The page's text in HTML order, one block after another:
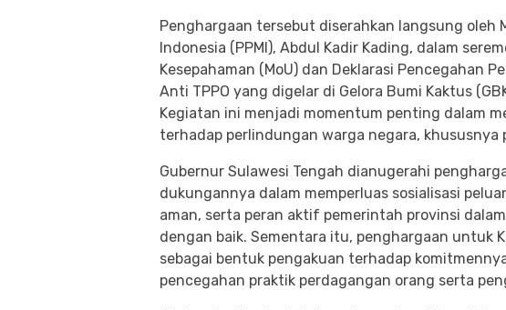
Penghargaan tersebut diserahkan langsung oleh
Indonesia (PPMI), Abdul Kadir Kading, dalam
Kesepahaman (MoU) dan Deklarasi Pencegahan
Anti TPPO yang digelar di Gelora Bumi Kaktus
Kegiatan ini menjadi momentum penting dalam
terhadap perlindungan warga negara, khususnya
Gubernur Sulawesi Tengah dianugerahi
dukungannya dalam memperluas sosialisasi
aman, serta peran aktif pemerintah provinsi
dengan baik. Sementara itu, penghargaan untuk
sebagai bentuk pengakuan terhadap
pencegahan praktik perdagangan orang serta